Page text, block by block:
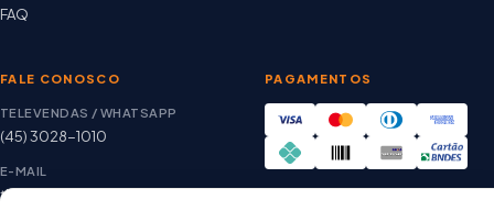
FAQ
FALE CONOSCO
TELEVENDAS / WHATSAPP
(45) 3028-1010
E-MAIL
thiago@artetintas.com.br
PAGAMENTOS